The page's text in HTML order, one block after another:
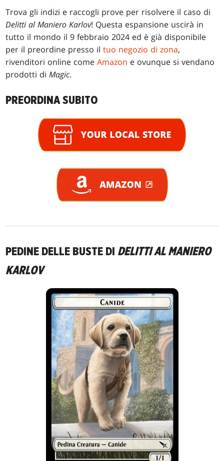
Trova gli indizi e raccogli prove per risolvere il caso di
Delitti al Maniero Karlov! Questa espansione uscirà in
tutto il mondo il 9 febbraio 2024 ed è già disponibile
per il preordine presso iltuo negozio di zona,
rivenditori online comeAmazon e ovunque si vendano
prodotti diMagic.
PREORDINA SUBITO
PEDINE DELLE BUSTE DI DELITTI AL MANIERO
KARLOV